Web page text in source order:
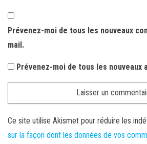
Prévenez-moi de tous les nouveaux
mail.
Prévenez-moi de tous les nouveaux
Ce site utilise Akismet pour réduire les
sur la façon dont les données de vos